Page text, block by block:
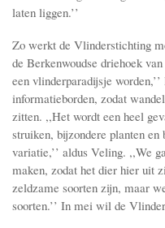
laten liggen.’’
Zo werkt de Vlinderstichting
de Berkenwoudse driehoek
een vlinderparadijsje
informatieborden, zodat
zitten. ,,Het wordt een heel
struiken, bijzondere planten
variatie,’’ aldus Veling. ,,We
maken, zodat het dier hier uit
zeldzame soorten zijn, maar
soorten.’’ In mei wil de